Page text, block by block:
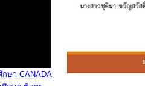
ษา CANADA